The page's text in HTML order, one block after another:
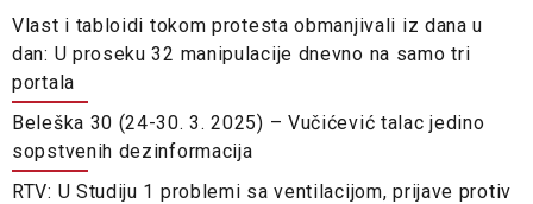
Vlast i tabloidi tokom protesta obmanjivali iz dana u
dan: U proseku 32 manipulacije dnevno na samo tri
portala
Beleška 30 (24-30. 3. 2025) – Vučićević talac jedino
sopstvenih dezinformacija
RTV: U Studiju 1 problemi sa ventilacijom, prijave protiv